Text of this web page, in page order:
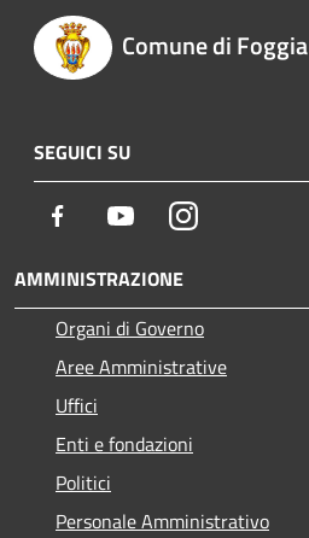
Comune di Foggia
SEGUICI SU
Facebook YoutubeInstagram
AMMINISTRAZIONE
Organi di Governo
Aree Amministrative
Uffici
Enti e fondazioni
Politici
Personale Amministrativo